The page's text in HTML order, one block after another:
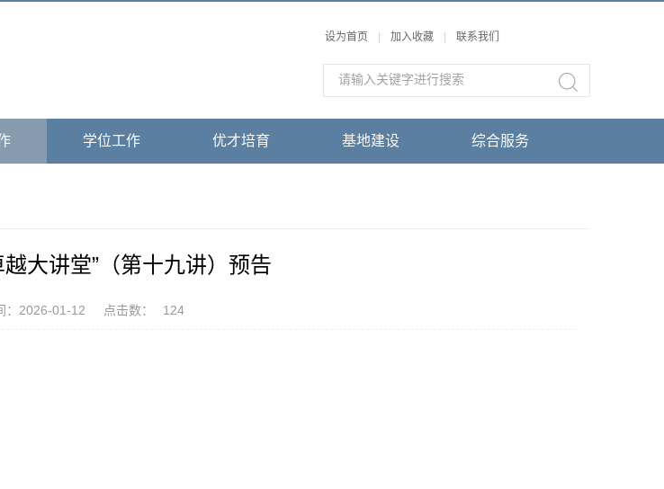
设为首页 加入收藏 联系我们
学位工作 优才培育 基地建设 综合服务
大讲堂”（第十九讲）预告
：2026-01-12 点击数： 124